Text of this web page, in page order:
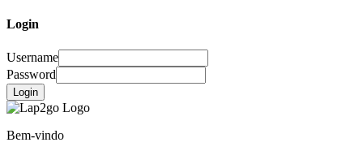
Login
Username
Password
Login
Bem-vindo